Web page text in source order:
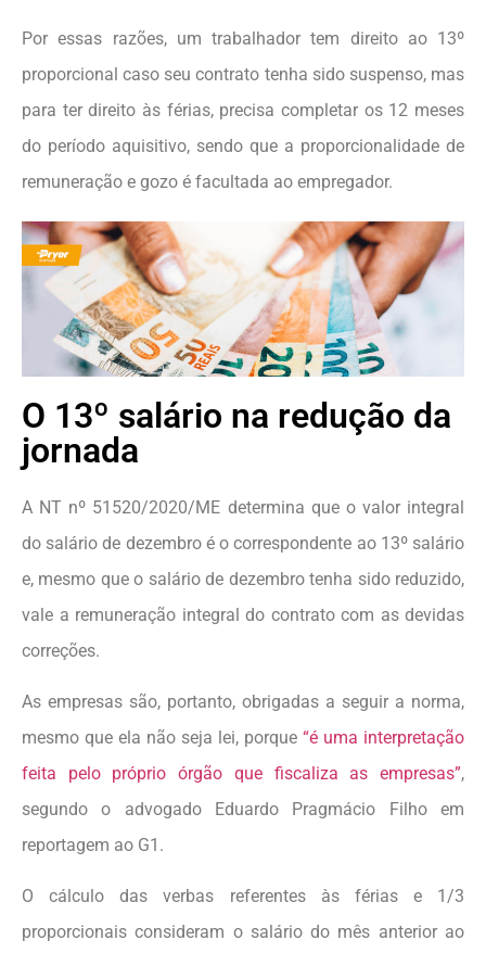
Por essas razões, um trabalhador tem direito ao 13º
proporcional caso seu contrato tenha sido suspenso, mas
para ter direito às férias, precisa completar os 12 meses
do período aquisitivo, sendo que a proporcionalidade de
remuneração e gozo é facultada ao empregador.
O 13º salário na redução da
jornada
A NT nº 51520/2020/ME determina que o valor integral
do salário de dezembro é o correspondente ao 13º salário
e, mesmo que o salário de dezembro tenha sido reduzido,
vale a remuneração integral do contrato com as devidas
correções.
As empresas são, portanto, obrigadas a seguir a norma,
mesmo que ela não seja lei, porque “é uma interpretação
feita pelo próprio órgão que fiscaliza as empresas”,
segundo o advogado Eduardo Pragmácio Filho em
reportagem ao G1.
O cálculo das verbas referentes às férias e 1/3
proporcionais consideram o salário do mês anterior ao